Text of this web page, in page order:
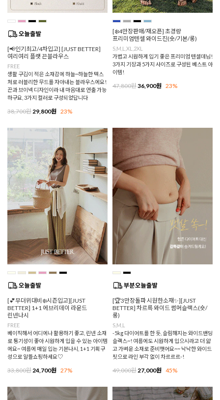
[📢인기최고/4차입고] [JUST BETTER]
여리여리 플랫 끈블라우스
FREE
생활 구김이 적은 소재감에 하늘~하늘한 텍스
처로 러블리한 무드를 자아내는 블라우스에요!
끈과 브이넥 디자인이라 내 마음대로 연출 가능
하구요, 3가지 컬러로 구성되었답니다
38,700원 29,800원 23%
[❄️4만장판매/재오픈] 초경량
프리미엄텐셀 와이드진(숏/기본/롱)
S,M,L,XL,2XL
가볍고 시원하게 입기 좋은 프리미엄 텐셀데님!
3가지 기장과 5가지 사이즈로 구성된 베스트 아
이템!
47,800원36,900원 23%
[💕무더위대비❄️시즌입고][JUST
BETTER] 1+1 에브리데이 라운드
린넨나시
FREE
베이직해서 어디에나 활용하기 좋고, 린넨 소재
로 통기성이 좋아 시원하게 입을 수 있는 아이템
에요~ 여름에 매일 입는 기본나시, 1+1 기획구
성으로 알뜰쇼핑하세요♡
33,800원24,700원 27%
[🏆3만장돌파 시원한소재✨][JUST
BETTER] 차르륵 와이드 썸머슬랙스(숏/
롱)
S,M,L
-5kg 다이어트를 한 듯, 슬림해지는 와이드밴딩
슬랙스~! 여름에도 시원하게 입으시라고 더 얇
고 가벼운 소재로 준비햇어요~~ 낙낙한 와이드
핏으로 라인 부각 없이 차르르르-!
49,000원27,000원 45%